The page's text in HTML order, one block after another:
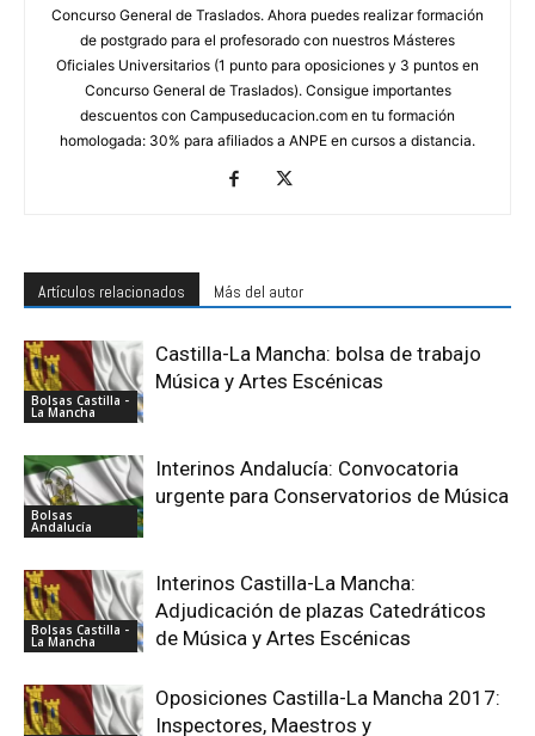
Concurso General de Traslados. Ahora puedes realizar formación
de postgrado para el profesorado con nuestros Másteres
Oficiales Universitarios (1 punto para oposiciones y 3 puntos en
Concurso General de Traslados). Consigue importantes
descuentos con Campuseducacion.com en tu formación
homologada: 30% para afiliados a ANPE en cursos a distancia.
Artículos relacionados Más del autor
Bolsas Castilla -
La Mancha
Castilla-La Mancha: bolsa de trabajo
Música y Artes Escénicas
Bolsas
Andalucía
Interinos Andalucía: Convocatoria
urgente para Conservatorios de Música
Bolsas Castilla -
La Mancha
Interinos Castilla-La Mancha:
Adjudicación de plazas Catedráticos
de Música y Artes Escénicas
Oposiciones Castilla-La Mancha 2017:
Inspectores, Maestros y